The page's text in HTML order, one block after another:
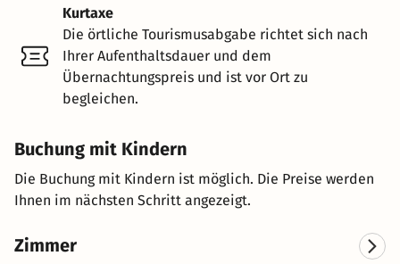
Kurtaxe
Die örtliche Tourismusabgabe richtet sich nach
Ihrer Aufenthaltsdauer und dem
Übernachtungspreis und ist vor Ort zu
begleichen.
Buchung mit Kindern
Die Buchung mit Kindern ist möglich. Die Preise werden
Ihnen im nächsten Schritt angezeigt.
Zimmer